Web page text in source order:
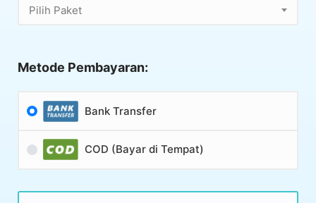
Pilih Paket
Metode Pembayaran:
Bank Transfer
COD (Bayar di Tempat)